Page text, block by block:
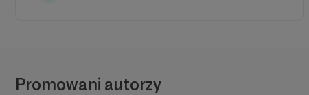
Promowani autorzy